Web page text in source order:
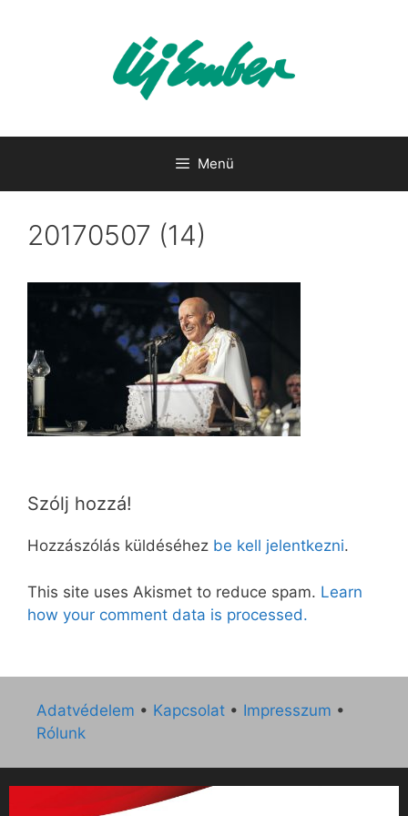
Menü
20170507 (14)
Szólj hozzá!
Hozzászólás küldéséhez be kell jelentkezni.
This site uses Akismet to reduce spam. Learn
how your comment data is processed.
Adatvédelem • Kapcsolat • Impresszum •
Rólunk